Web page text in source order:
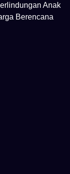
Anak
Berencana